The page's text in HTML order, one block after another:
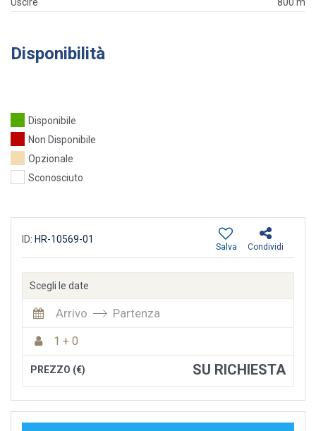
Disponibilità
Disponibile
Non Disponibile
Opzionale
Sconosciuto
ID: HR-10569-01
Condividi
Salva
Scegli le date
Arrivo Partenza
1 + 0
PREZZO (€) SU RICHIESTA